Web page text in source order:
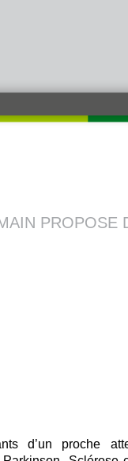
PROPOSE
d’un proche